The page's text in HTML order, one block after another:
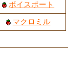
ボイスポート
マクロミル